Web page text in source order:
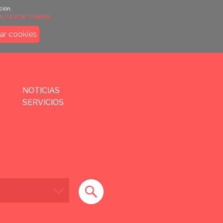
DE COOKIES.
cookies
NOTICIAS
SERVICIOS